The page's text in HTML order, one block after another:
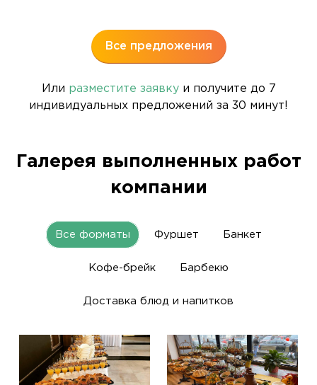
Все предложения
Или разместите заявкуи получите до 7
индивидуальных предложений за 30 минут!
Галерея выполненных работ
компании
Все форматы Фуршет Банкет
Кофе-брейк Барбекю
Доставка блюд и напитков